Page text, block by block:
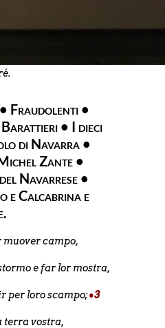
Fraudolenti •
• I dieci
di Navarra •
Zante •
Navarrese •
e Calcabrina e
campo,
e far lor mostra,
per loro scampo;•3
terra vostra,